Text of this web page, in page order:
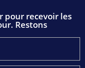
pour recevoir les
Restons